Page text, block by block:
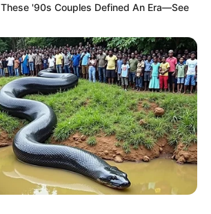
These '90s Couples Defined An Era—See